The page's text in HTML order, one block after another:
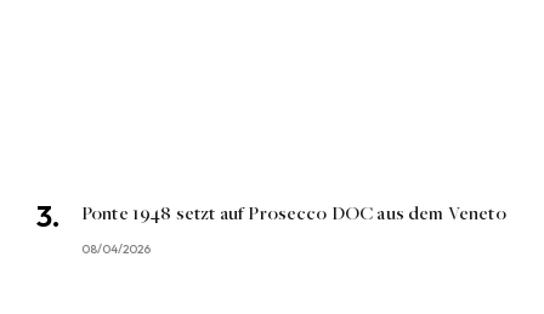
Ponte 1948 setzt auf Prosecco DOC aus dem Veneto
08/04/2026